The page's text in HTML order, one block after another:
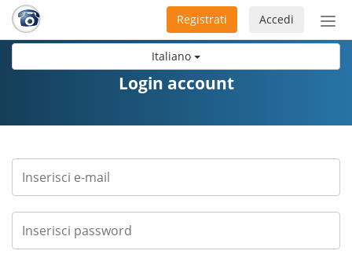
Italiano
Accedi
Registrati
Login account